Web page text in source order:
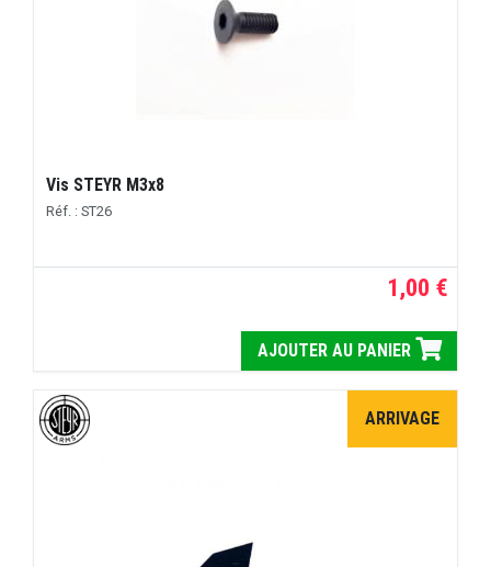
Vis STEYR M3x8
Réf. : ST26
1,00 €
AJOUTER AU PANIER
ARRIVAGE